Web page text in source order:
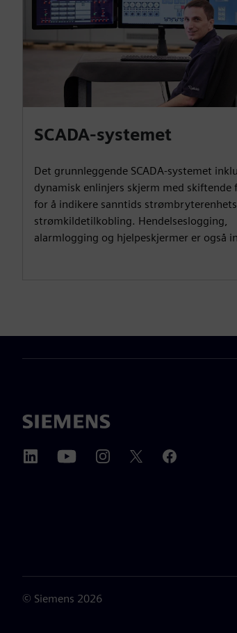
SCADA-systemet
Det grunnleggende SCADA-systemet
dynamisk enlinjers skjerm med skiftende
for å indikere sanntids
strømkildetilkobling. Hendelseslogging,
alarmlogging og hjelpeskjermer er også
© Siemens 2026